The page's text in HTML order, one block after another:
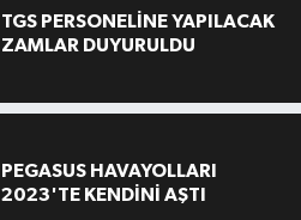
TGS PERSONELİNE YAPILACAK
ZAMLAR DUYURULDU
PEGASUS HAVAYOLLARI
2023'TE KENDİNİ AŞTI